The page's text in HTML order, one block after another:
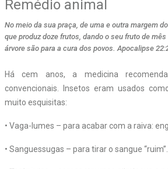
Remédio animal
No meio da sua praça, de uma e outra margem
que produz doze frutos, dando o seu fruto de
árvore são para a cura dos povos. Apocalipse
Há cem anos, a medicina
convencionais. Insetos eram usados
muito esquisitas:
• Vaga-lumes – para acabar com a raiva:
• Sanguessugas – para tirar o sangue “ruim”.